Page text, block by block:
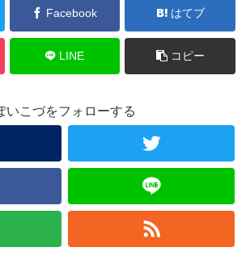
Facebook はてブ
LINE コピー
いこづをフォローする